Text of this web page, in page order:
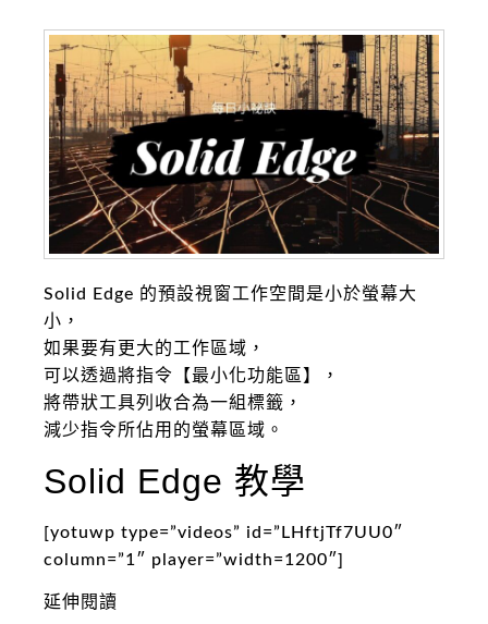
Solid Edge 的預設視窗工作空間是小於螢幕大
小，
如果要有更大的工作區域，
可以透過將指令【最小化功能區】，
將帶狀工具列收合為一組標籤，
減少指令所佔用的螢幕區域。
Solid Edge 教學
[yotuwp type=”videos” id=”LHftjTf7UU0″
column=”1″ player=”width=1200″]
延伸閱讀